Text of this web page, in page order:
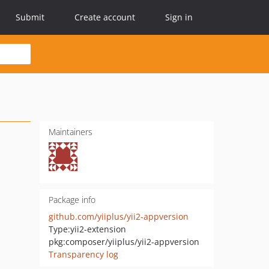
Submit Create account Sign in
Maintainers
Package info
github.com/yiiplus/yii2-appversion
Type:yii2-extension
pkg:composer/yiiplus/yii2-appversion
Transparency log